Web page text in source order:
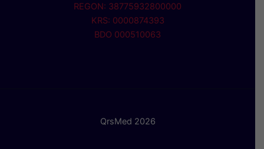
REGON: 38775932800000
KRS: 0000874393
BDO 000510063
QrsMed 2026